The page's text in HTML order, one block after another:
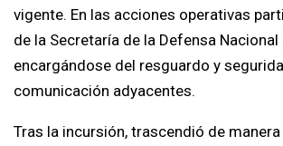
vigente. En las acciones operativas
de la Secretaría de la Defensa Nacional
encargándose del resguardo y
comunicación adyacentes.
Tras la incursión, trascendió de